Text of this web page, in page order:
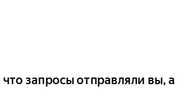
запросы отправляли вы, а